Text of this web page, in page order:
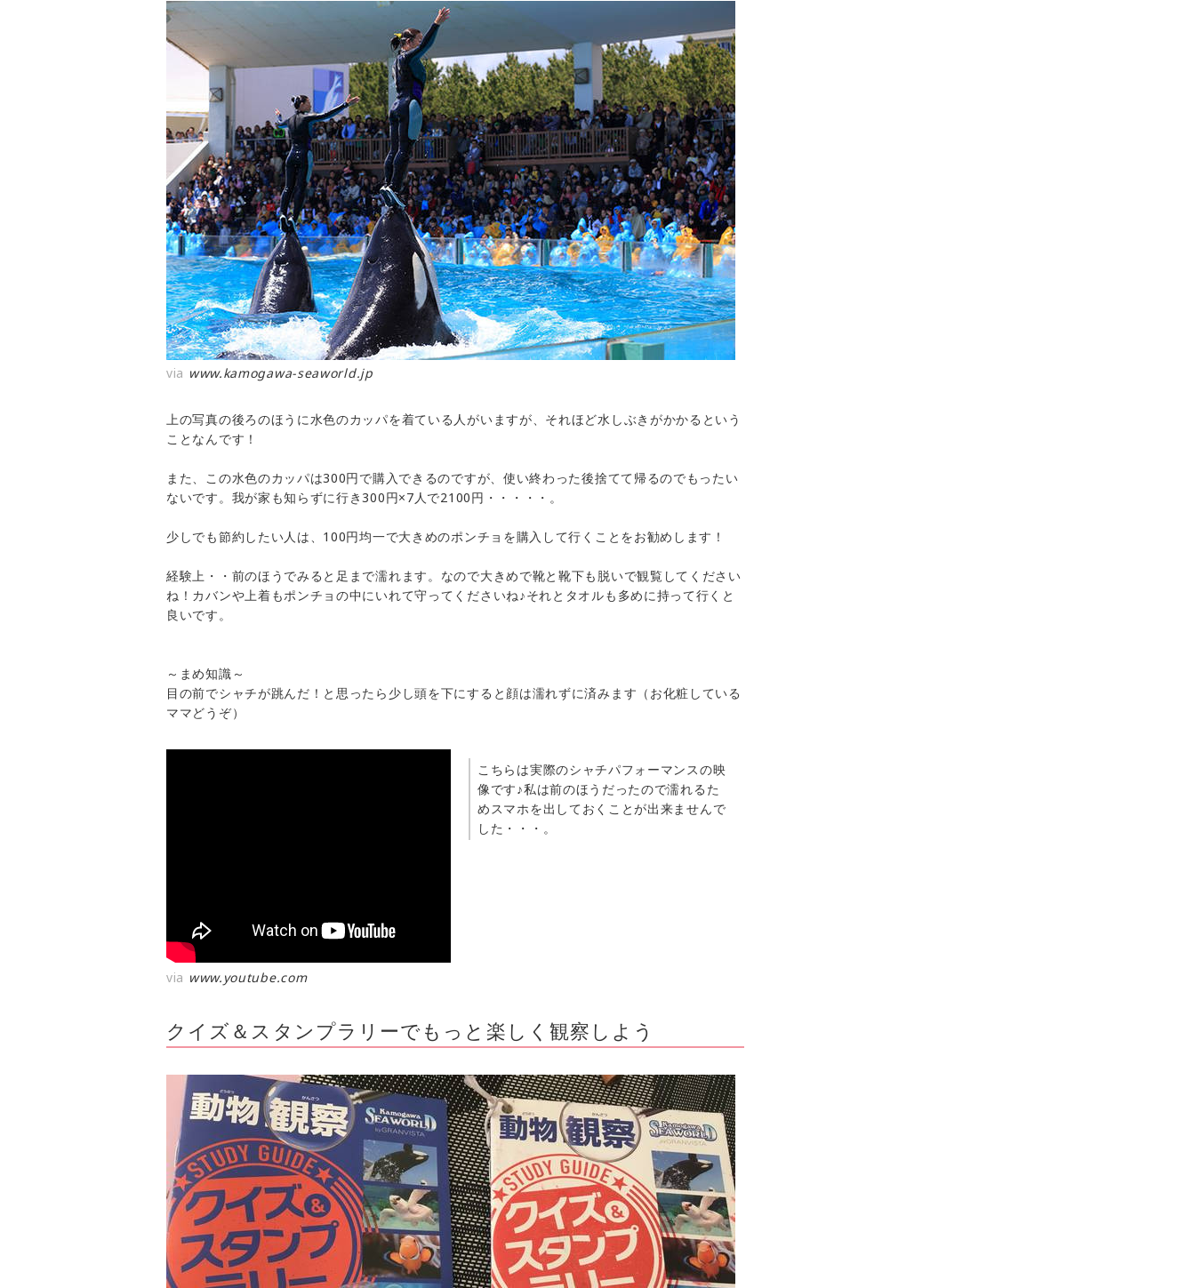
via www.kamogawa-seaworld.jp
上の写真の後ろのほうに水色のカッパを着ている人がいますが、それほど水しぶきがかかるという
ことなんです！
また、この水色のカッパは300円で購入できるのですが、使い終わった後捨てて帰るのでもったい
ないです。我が家も知らずに行き300円×7人で2100円・・・・・。
少しでも節約したい人は、100円均一で大きめのポンチョを購入して行くことをお勧めします！
経験上・・前のほうでみると足まで濡れます。なので大きめで靴と靴下も脱いで観覧してください
ね！カバンや上着もポンチョの中にいれて守ってくださいね♪それとタオルも多めに持って行くと
良いです。
～まめ知識～
目の前でシャチが跳んだ！と思ったら少し頭を下にすると顔は濡れずに済みます（お化粧している
ママどうぞ）
こちらは実際のシャチパフォーマンスの映
像です♪私は前のほうだったので濡れるた
めスマホを出しておくことが出来ませんで
した・・・。
via www.youtube.com
クイズ＆スタンプラリーでもっと楽しく観察しよう